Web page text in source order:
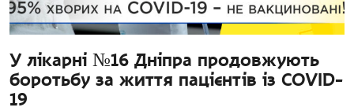
У лікарні №16 Дніпра продовжують
боротьбу за життя пацієнтів із COVID-
19